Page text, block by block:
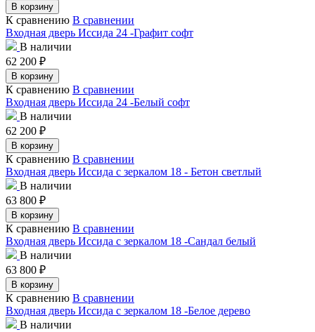
В корзину
К сравнению В сравнении
Входная дверь Иссида 24 -Графит софт
В наличии
62 200 ₽
В корзину
К сравнению В сравнении
Входная дверь Иссида 24 -Белый софт
В наличии
62 200 ₽
В корзину
К сравнению В сравнении
Входная дверь Иссида с зеркалом 18 - Бетон светлый
В наличии
63 800 ₽
В корзину
К сравнению В сравнении
Входная дверь Иссида с зеркалом 18 -Сандал белый
В наличии
63 800 ₽
В корзину
К сравнению В сравнении
Входная дверь Иссида с зеркалом 18 -Белое дерево
В наличии